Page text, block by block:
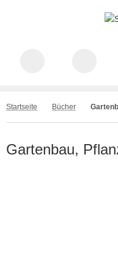
Startseite Bücher
Gartenbau,